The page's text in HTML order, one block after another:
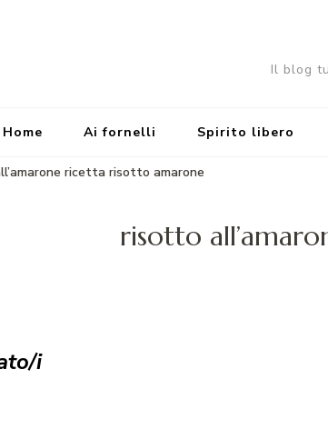
Il blog
Home Ai fornelli Spirito libero
ricetta risotto amarone
risotto
i